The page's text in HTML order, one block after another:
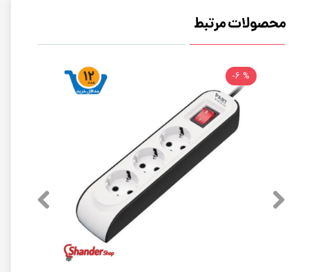
محصولات مرتبط
% 6-